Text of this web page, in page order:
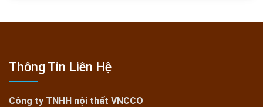
Thông Tin Liên Hệ
Công ty TNHH nội thất VNCCO